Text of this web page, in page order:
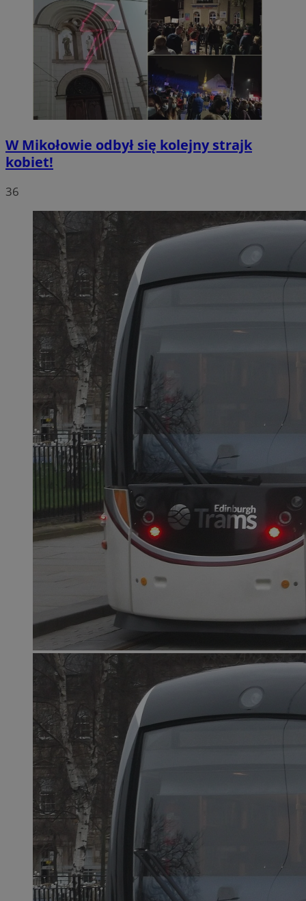
W Mikołowie odbył się kolejny strajk
kobiet!
36